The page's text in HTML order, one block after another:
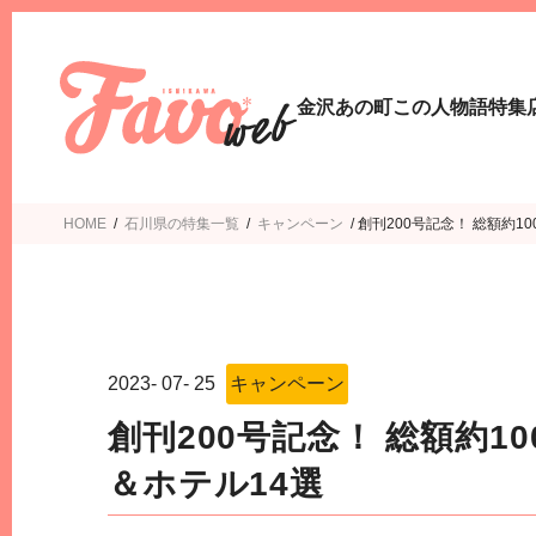
金沢あの町この人物語特集
HOME / 石川県の特集一覧 / キャンペーン /創刊200号記念！ 総額約
2023- 07- 25 キャンペーン
創刊200号記念！ 総額約
＆ホテル14選